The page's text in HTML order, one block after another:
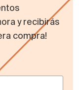
y recibirás
compra!